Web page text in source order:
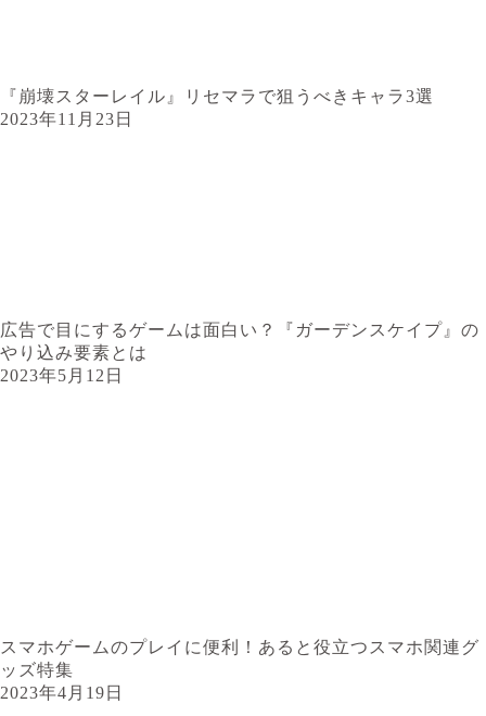
『崩壊スターレイル』リセマラで狙うべきキャラ3選
2023年11月23日
広告で目にするゲームは面白い？『ガーデンスケイプ』の
やり込み要素とは
2023年5月12日
スマホゲームのプレイに便利！あると役立つスマホ関連グ
ッズ特集
2023年4月19日